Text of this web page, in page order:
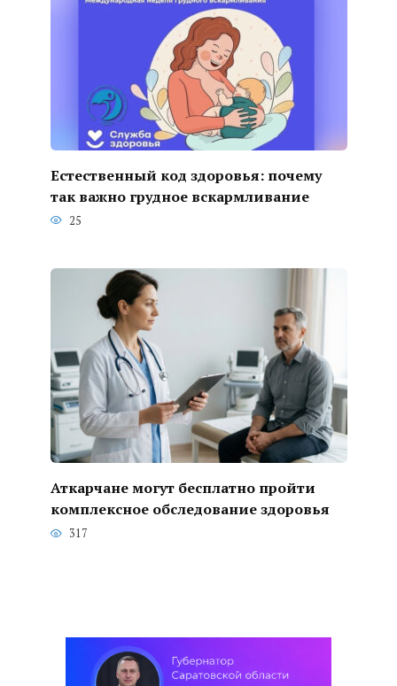
Естественный код здоровья: почему
так важно грудное вскармливание
25
Аткарчане могут бесплатно пройти
комплексное обследование здоровья
317